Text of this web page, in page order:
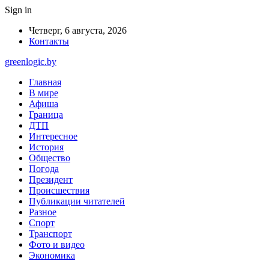
Sign in
Четверг, 6 августа, 2026
Контакты
greenlogic.by
Главная
В мире
Афиша
Граница
ДТП
Интересное
История
Общество
Погода
Президент
Происшествия
Публикации читателей
Разное
Спорт
Транспорт
Фото и видео
Экономика